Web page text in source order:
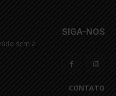
sem a
SIGA-NOS
CONTATO